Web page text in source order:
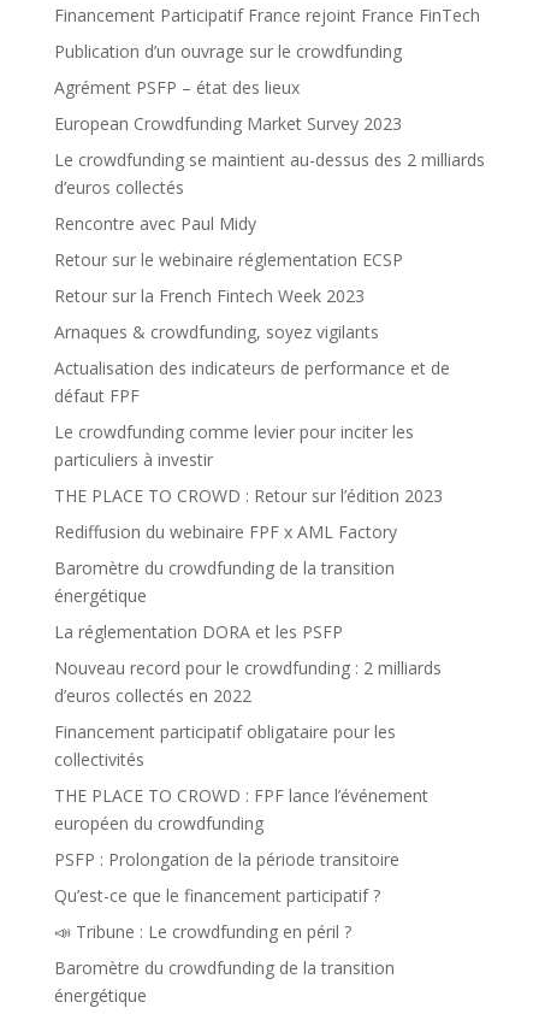
Financement Participatif France rejoint France FinTech
Publication d’un ouvrage sur le crowdfunding
Agrément PSFP – état des lieux
European Crowdfunding Market Survey 2023
Le crowdfunding se maintient au-dessus des 2 milliards
d’euros collectés
Rencontre avec Paul Midy
Retour sur le webinaire réglementation ECSP
Retour sur la French Fintech Week 2023
Arnaques & crowdfunding, soyez vigilants
Actualisation des indicateurs de performance et de
défaut FPF
Le crowdfunding comme levier pour inciter les
particuliers à investir
THE PLACE TO CROWD : Retour sur l’édition 2023
Rediffusion du webinaire FPF x AML Factory
Baromètre du crowdfunding de la transition
énergétique
La réglementation DORA et les PSFP
Nouveau record pour le crowdfunding : 2 milliards
d’euros collectés en 2022
Financement participatif obligataire pour les
collectivités
THE PLACE TO CROWD : FPF lance l’événement
européen du crowdfunding
PSFP : Prolongation de la période transitoire
Qu’est-ce que le financement participatif ?
📣 Tribune : Le crowdfunding en péril ?
Baromètre du crowdfunding de la transition
énergétique